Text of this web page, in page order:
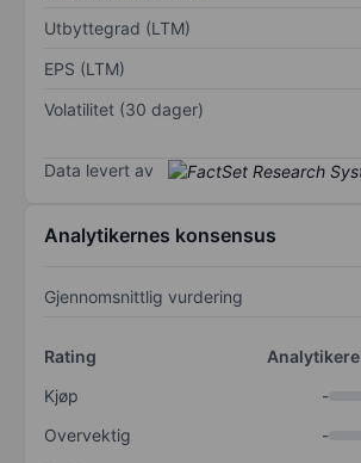
Utbyttegrad (LTM)
EPS (LTM)
Volatilitet (30 dager)
Data levert av
Analytikernes konsensus
Gjennomsnittlig vurdering
Rating
Analytikere
Kjøp
-
Overvektig
-